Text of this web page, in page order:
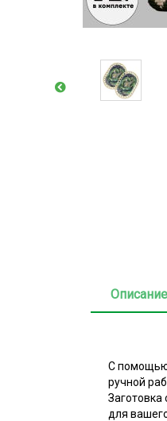
Описание
С помощью
ручной
для